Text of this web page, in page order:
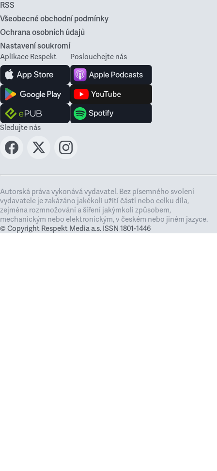
RSS
Všeobecné obchodní podmínky
Ochrana osobních údajů
Nastavení soukromí
Aplikace Respekt Poslouchejte nás
Sledujte nás
Autorská práva vykonává vydavatel. Bez písemného svolení
vydavatele je zakázáno jakékoli užití částí nebo celku díla,
zejména rozmnožování a šíření jakýmkoli způsobem,
mechanickým nebo elektronickým, v českém nebo jiném jazyce.
© Copyright Respekt Media a.s. ISSN 1801-1446